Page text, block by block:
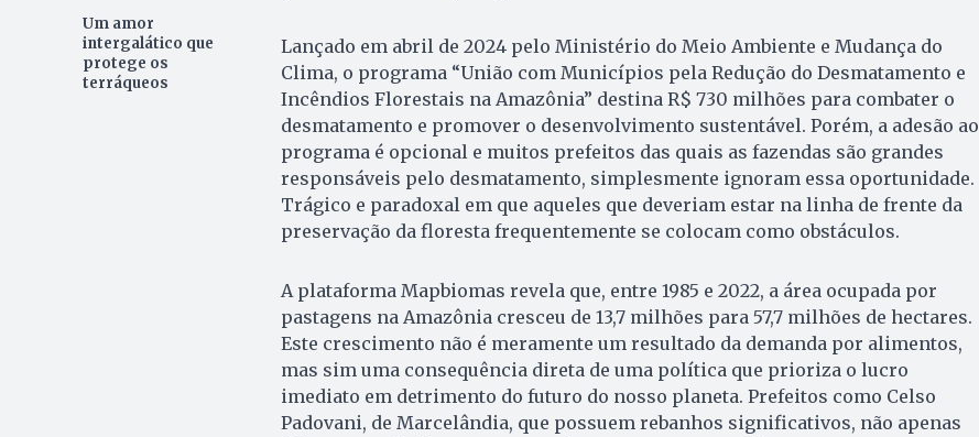
Um amor
intergalático que
protege os
terráqueos
Lançado em abril de 2024 pelo Ministério do Meio Ambiente e Mudança do
Clima, o programa “União com Municípios pela Redução do Desmatamento e
Incêndios Florestais na Amazônia” destina R$ 730 milhões para combater o
desmatamento e promover o desenvolvimento sustentável. Porém, a adesão ao
programa é opcional e muitos prefeitos das quais as fazendas são grandes
responsáveis pelo desmatamento, simplesmente ignoram essa oportunidade.
Trágico e paradoxal em que aqueles que deveriam estar na linha de frente da
preservação da floresta frequentemente se colocam como obstáculos.
A plataforma Mapbiomas revela que, entre 1985 e 2022, a área ocupada por
pastagens na Amazônia cresceu de 13,7 milhões para 57,7 milhões de hectares.
Este crescimento não é meramente um resultado da demanda por alimentos,
mas sim uma consequência direta de uma política que prioriza o lucro
imediato em detrimento do futuro do nosso planeta. Prefeitos como Celso
Padovani, de Marcelândia, que possuem rebanhos significativos, não apenas